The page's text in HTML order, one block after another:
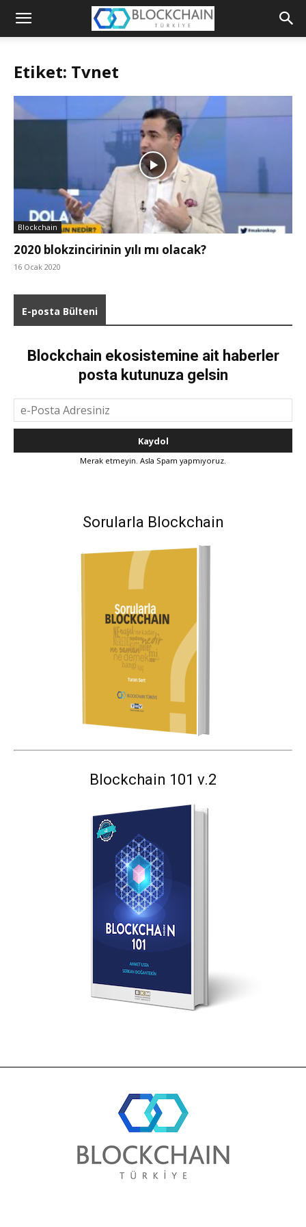
Blockchain
Etiket: Tvnet
Blockchain
2020 blokzincirinin yılı mı olacak?
16 Ocak 2020
E-posta Bülteni
Blockchain ekosistemine ait haberler
posta kutunuza gelsin
Merak etmeyin. Asla Spam yapmıyoruz.
Sorularla Blockchain
Blockchain 101 v.2